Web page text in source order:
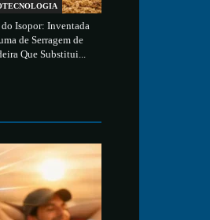
Isopor: Inventada
de Serragem de
Que Substitui...